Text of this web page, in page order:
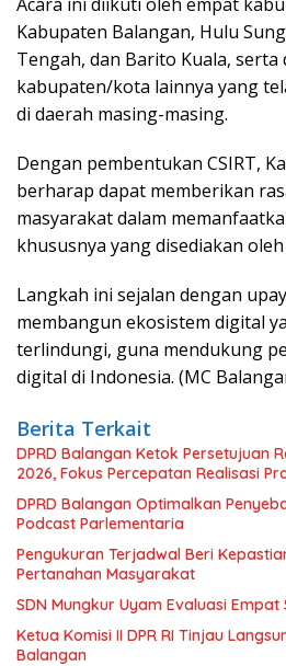
Kabupaten Balangan, Hulu
Tengah, dan Barito Kuala,
kabupaten/kota lainnya yang
di daerah masing-masing.
Dengan pembentukan CSIRT,
berharap dapat memberikan
masyarakat dalam
khususnya yang disediakan
Langkah ini sejalan dengan
membangun ekosistem digital
terlindungi, guna mendukung
digital di Indonesia. (MC
Berita Terkait
DPRD Balangan Ketok Persetujuan
2026, Fokus Percepatan Realisasi
DPRD Balangan Optimalkan
Podcast Parlementaria
Pengukuran Terjadwal Beri
Pertanahan Masyarakat
SDN Mungkur Uyam Evaluasi
Ketua Komisi II DPR RI Tinjau
Balangan